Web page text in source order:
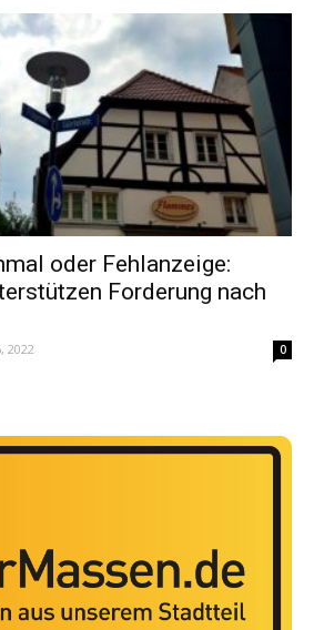
oder Fehlanzeige:
Forderung nach
2022 0